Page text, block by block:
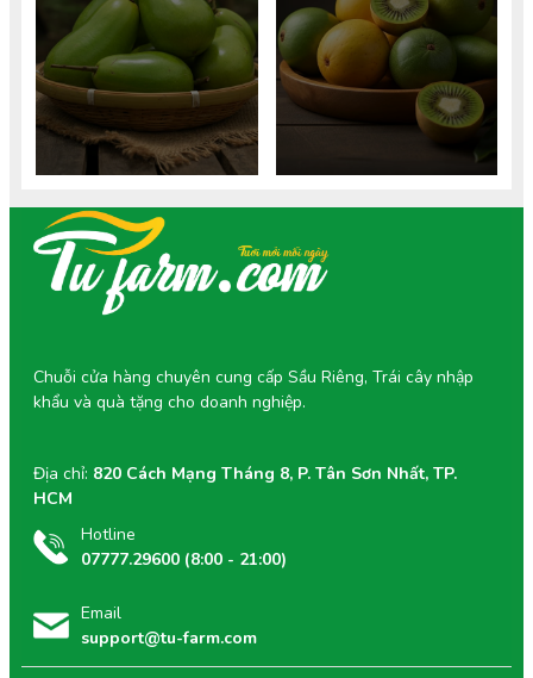
nhiêu calo, lượng calo trong
sinh tố sapoche và bí quyết
ăn hồng xiêm không lo tăng
cân. Tìm hiểu giá trị dinh
dưỡng chi tiết.
sapoche được không? Khám
phá 5 lợi ích vàng, liều lượng
an toàn và cách chọn hồng
xiêm chuẩn VietGAP tốt cho
mẹ và thai nhi.
Hotline
07777.29600 (8:00 - 21:00)
Email
support@tu-farm.com
Chuỗi cửa hàng chuyên cung cấp Sầu Riêng, Trái cây nhập
khẩu và quà tặng cho doanh nghiệp.
Địa chỉ: 820 Cách Mạng Tháng 8, P. Tân Sơn Nhất, TP.
HCM